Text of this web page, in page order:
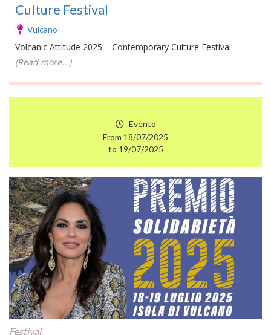
Culture Festival
Vulcano
Volcanic Attitude 2025 – Contemporary Culture Festival
(Read more...)
Evento
From 18/07/2025
to 19/07/2025
Festival